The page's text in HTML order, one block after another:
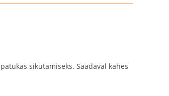
sikutamiseks. Saadaval kahes